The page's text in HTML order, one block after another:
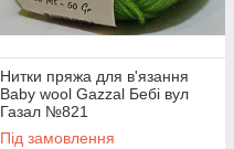
Нитки пряжа для в'язання
Baby wool Gazzal Бебі вул
Газал №821
Під замовлення